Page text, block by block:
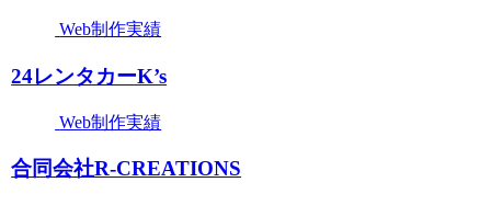
Web制作実績
24レンタカーK’s
Web制作実績
合同会社R-CREATIONS